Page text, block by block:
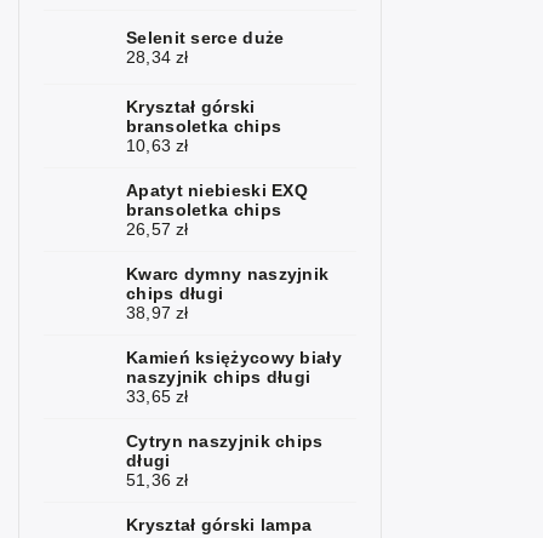
Labradoryt 4
Lapis lazuli 3
1
4
księżycowy
7
Selenit serce duże
28,34 zł
Kryształ górski
bransoletka chips
10,63 zł
Apatyt niebieski EXQ
bransoletka chips
26,57 zł
Kwarc dymny naszyjnik
chips długi
38,97 zł
Kamień księżycowy biały
naszyjnik chips długi
33,65 zł
Cytryn naszyjnik chips
długi
51,36 zł
Kryształ górski lampa